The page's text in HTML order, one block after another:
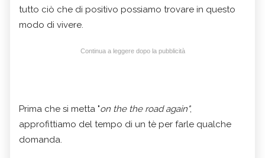
tutto ciò che di positivo possiamo trovare in questo
modo di vivere.
Continua a leggere dopo la pubblicità
Prima che si metta "on the the road again",
approfittiamo del tempo di un tè per farle qualche
domanda.